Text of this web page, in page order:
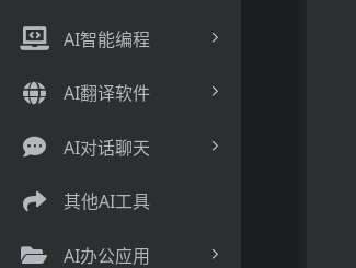
AI智能编程
AI翻译软件
AI对话聊天
其他AI工具
AI办公应用